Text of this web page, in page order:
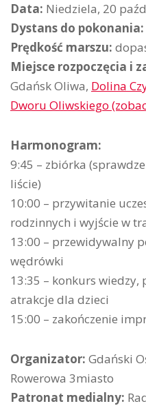
Data: Niedziela, 20
Dystans do pokonania:
Prędkość marszu:
Miejsce rozpoczęcia i
Gdańsk Oliwa, Dolina
Dworu Oliwskiego
Harmonogram:
9:45 – zbiórka
liście)
10:00 – przywitanie
rodzinnych i wyjście w
13:00 – przewidywalny
wędrówki
13:35 – konkurs wiedzy,
atrakcje dla dzieci
15:00 – zakończenie
Organizator: Gdański
Rowerowa 3miasto
Patronat medialny: